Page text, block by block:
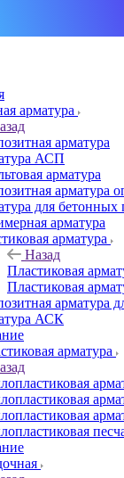
арматура
арматура
АСП
арматура
арматура
для бетонных
арматура
арматура
Назад
Пластиковая
Пластиковая
арматура
АСК
арматура